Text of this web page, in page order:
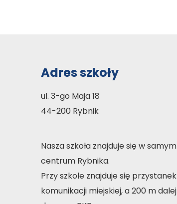
Adres szkoły
ul. 3-go Maja 18
44-200 Rybnik
Nasza szkoła znajduje się w samym
centrum Rybnika.
Przy szkole znajduje się przystanek
komunikacji miejskiej, a 200 m dalej